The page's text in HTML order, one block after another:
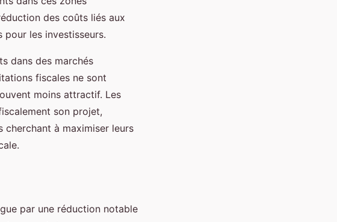
des coûts liés aux
les investisseurs.
dans des marchés
fiscales ne sont
moins attractif. Les
son projet,
cherchant à maximiser leurs
par une réduction notable